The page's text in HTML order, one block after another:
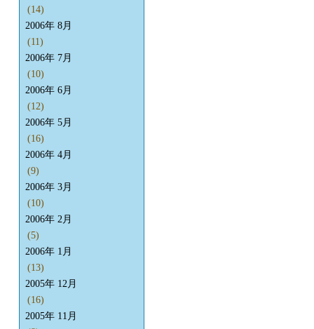
(14)
2006年 8月
(11)
2006年 7月
(10)
2006年 6月
(12)
2006年 5月
(16)
2006年 4月
(9)
2006年 3月
(10)
2006年 2月
(5)
2006年 1月
(13)
2005年 12月
(16)
2005年 11月